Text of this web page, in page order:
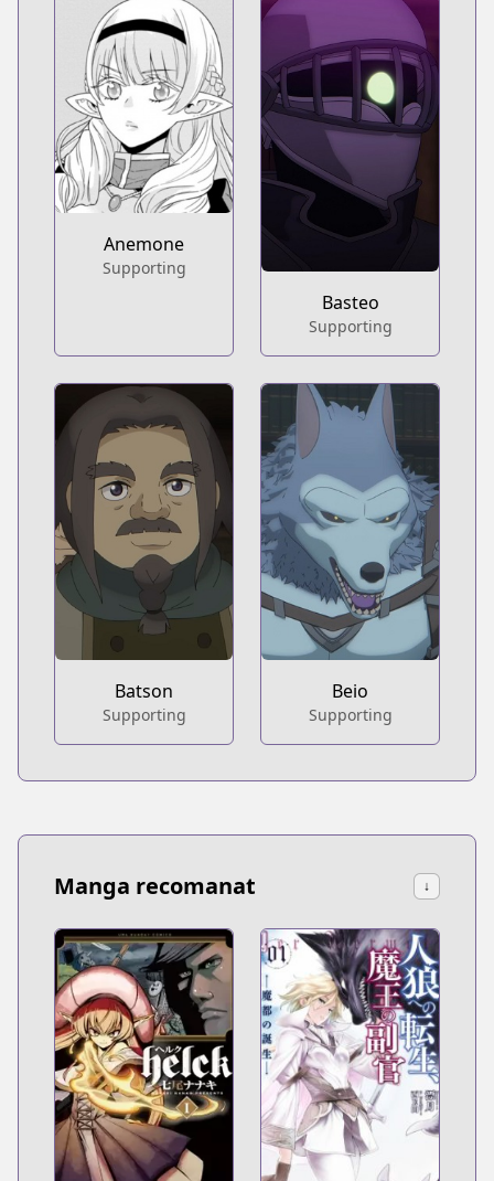
Anemone
Supporting
Basteo
Supporting
Batson
Supporting
Beio
Supporting
Manga recomanat ↓